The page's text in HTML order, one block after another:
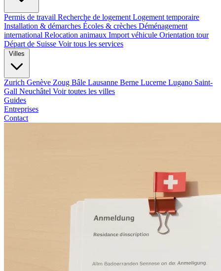
Permis de travail Recherche de logement Logement temporaire
Installation & démarches Écoles & crèches Déménagement
international Relocation animaux Import véhicule Orientation tour
Départ de Suisse Voir tous les services
Villes
Zurich Genève Zoug Bâle Lausanne Berne Lucerne Lugano Saint-
Gall Neuchâtel Voir toutes les villes
Guides
Entreprises
Contact